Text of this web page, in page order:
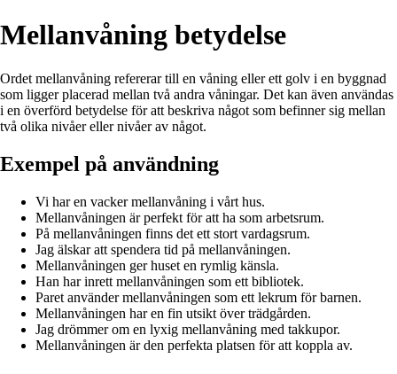
Mellanvåning betydelse
Ordet mellanvåning refererar till en våning eller ett golv i en byggnad
som ligger placerad mellan två andra våningar. Det kan även användas
i en överförd betydelse för att beskriva något som befinner sig mellan
två olika nivåer eller nivåer av något.
Exempel på användning
Vi har en vacker mellanvåning i vårt hus.
Mellanvåningen är perfekt för att ha som arbetsrum.
På mellanvåningen finns det ett stort vardagsrum.
Jag älskar att spendera tid på mellanvåningen.
Mellanvåningen ger huset en rymlig känsla.
Han har inrett mellanvåningen som ett bibliotek.
Paret använder mellanvåningen som ett lekrum för barnen.
Mellanvåningen har en fin utsikt över trädgården.
Jag drömmer om en lyxig mellanvåning med takkupor.
Mellanvåningen är den perfekta platsen för att koppla av.